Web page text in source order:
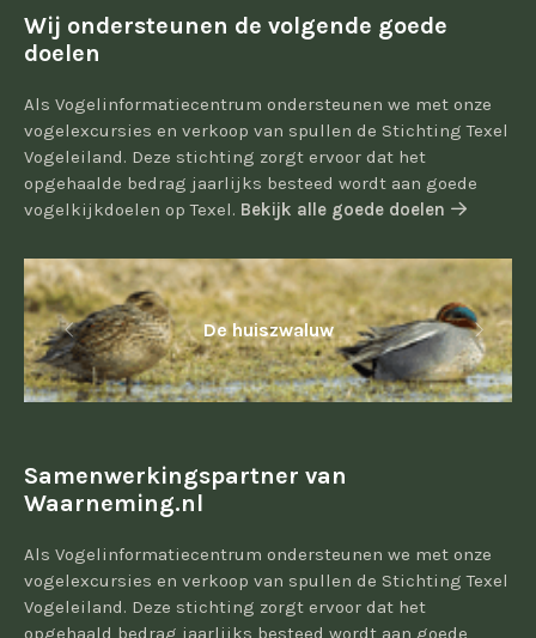
Wij ondersteunen de volgende goede
doelen
Als Vogelinformatiecentrum ondersteunen we met onze
vogelexcursies en verkoop van spullen de Stichting Texel
Vogeleiland. Deze stichting zorgt ervoor dat het
opgehaalde bedrag jaarlijks besteed wordt aan goede
vogelkijkdoelen op Texel. Bekijk alle goede doelen
De huiszwaluw
Samenwerkingspartner van
Waarneming.nl
Als Vogelinformatiecentrum ondersteunen we met onze
vogelexcursies en verkoop van spullen de Stichting Texel
Vogeleiland. Deze stichting zorgt ervoor dat het
opgehaald bedrag jaarlijks besteed wordt aan goede